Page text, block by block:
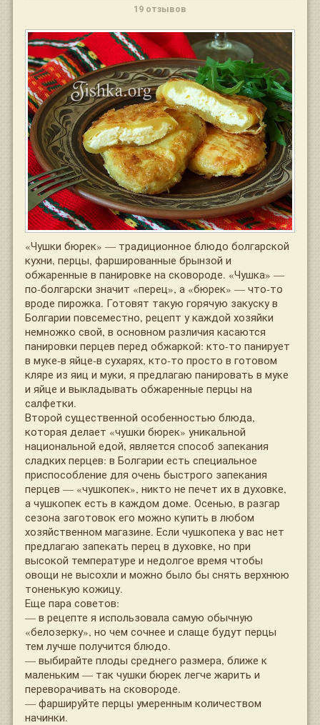
19 отзывов
«Чушки бюрек» — традиционное блюдо болгарской
кухни, перцы, фаршированные брынзой и
обжаренные в панировке на сковороде. «Чушка» —
по-болгарски значит «перец», а «бюрек» — что-то
вроде пирожка. Готовят такую горячую закуску в
Болгарии повсеместно, рецепт у каждой хозяйки
немножко свой, в основном различия касаются
панировки перцев перед обжаркой: кто-то панирует
в муке-в яйце-в сухарях, кто-то просто в готовом
кляре из яиц и муки, я предлагаю панировать в муке
и яйце и выкладывать обжаренные перцы на
салфетки.
Второй существенной особенностью блюда,
которая делает «чушки бюрек» уникальной
национальной едой, является способ запекания
сладких перцев: в Болгарии есть специальное
приспособление для очень быстрого запекания
перцев — «чушкопек», никто не печет их в духовке,
а чушкопек есть в каждом доме. Осенью, в разгар
сезона заготовок его можно купить в любом
хозяйственном магазине. Если чушкопека у вас нет
предлагаю запекать перец в духовке, но при
высокой температуре и недолгое время чтобы
овощи не высохли и можно было бы снять верхнюю
тоненькую кожицу.
Еще пара советов:
— в рецепте я использовала самую обычную
«белозерку», но чем сочнее и слаще будут перцы
тем лучше получится блюдо.
— выбирайте плоды среднего размера, ближе к
маленьким — так чушки бюрек легче жарить и
переворачивать на сковороде.
— фаршируйте перцы умеренным количеством
начинки.